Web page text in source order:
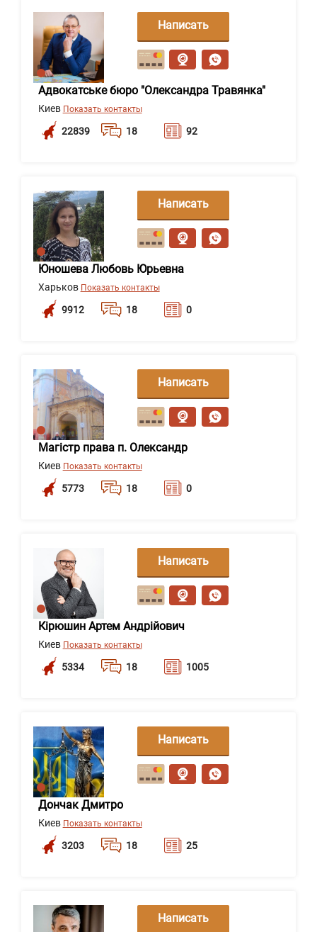
Адвокатське бюро "Олександра Травянка"
Киев Показать контакты
22839 18 92
Написать
сообщение
Юношева Любовь Юрьевна
Харьков Показать контакты
9912 18 0
Написать
сообщение
Магістр права п. Олександр
Киев Показать контакты
5773 18 0
Написать
сообщение
Кірюшин Артем Андрійович
Киев Показать контакты
5334 18 1005
Написать
сообщение
Дончак Дмитро
Киев Показать контакты
3203 18 25
Написать
сообщение
Написать